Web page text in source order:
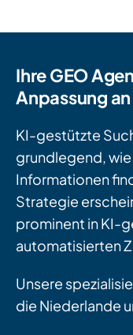
Ihre GEO
Anpassung
KI-gestützte
grundlegend,
Informationen
Strategie
prominent in KI-
automatisierten
Unsere
die Niederlande